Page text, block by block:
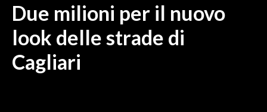
ITALIA
MONDO
POLITICA
Due milioni per il nuovo
look delle strade di
Cagliari